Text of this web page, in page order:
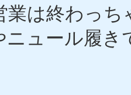
業は終わっち
ニュール履